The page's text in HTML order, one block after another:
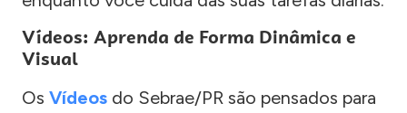
Vídeos: Aprenda de Forma Dinâmica e
Visual
Os Vídeos do Sebrae/PR são pensados para